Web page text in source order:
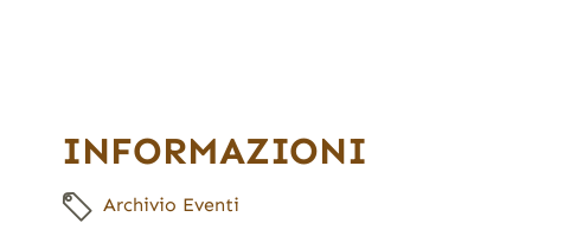
INFORMAZIONI
Archivio Eventi